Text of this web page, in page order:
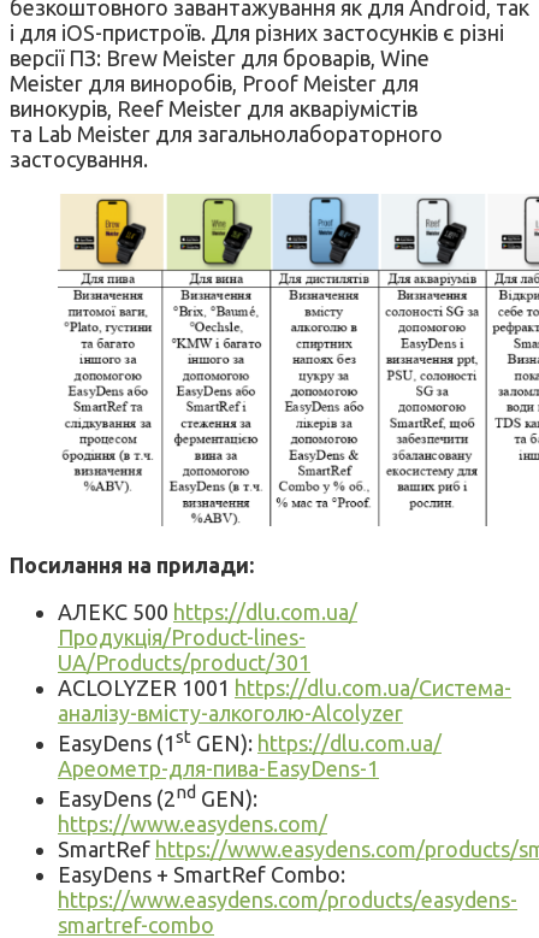
безкоштовного завантажування як для Android, так
і для iOS-пристроїв. Для різних застосунків є різні
версії ПЗ: Brew Meister для броварів, Wine
Meister для виноробів, Proof Meister для
винокурів, Reef Meister для акваріумістів
та Lab Meister для загальнолабораторного
застосування.
Посилання на прилади:
АЛЕКС 500 https://dlu.com.ua/
Продукція/Product-lines-
UA/Products/product/301
ACLOLYZER 1001 https://dlu.com.ua/Система-
аналізу-вмісту-алкоголю-Alcolyzer
EasyDens (1st GEN): https://dlu.com.ua/
Ареометр-для-пива-EasyDens-1
EasyDens (2nd GEN):
https://www.easydens.com/
SmartRef https://www.easydens.com/products/
EasyDens + SmartRef Combo:
https://www.easydens.com/products/easydens-
smartref-combo